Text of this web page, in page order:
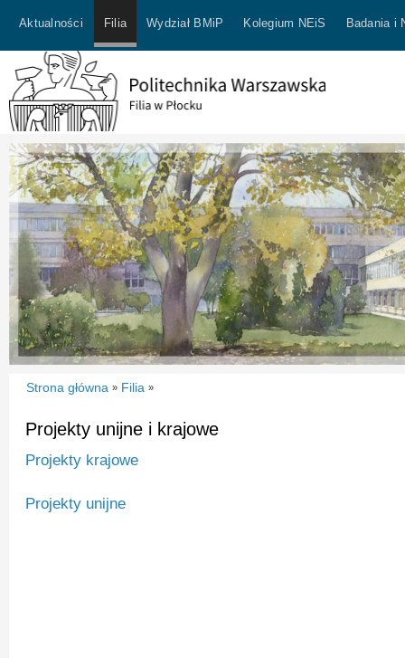
Aktualności Filia Wydział BMiP Kolegium NEiS Badania i
Strona główna » Filia »
Projekty unijne i krajowe
Projekty krajowe
Projekty unijne